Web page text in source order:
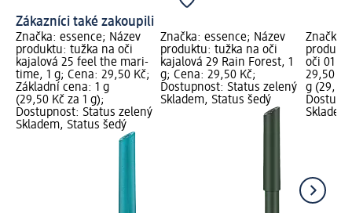
Zákazníci také zakoupili
Značka: essence; Název
produktu: tužka na oči
kajalová 25 feel the mari-
time, 1 g; Cena: 29,50 Kč;
Základní cena: 1 g
(29,50 Kč za 1 g);
Dostupnost: Status zelený
Skladem, Status šedý
Značka: essence; Název
produktu: tužka na oči
kajalová 29 Rain Forest, 1
g; Cena: 29,50 Kč;
Dostupnost: Status zelený
Skladem, Status šedý
Značka:
oči 01
29,50
g (29,50